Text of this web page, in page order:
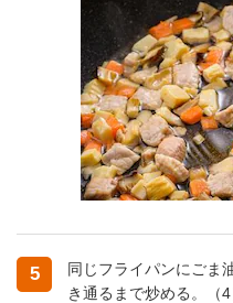
5
同じフライパンにごま
き通るまで炒める。（